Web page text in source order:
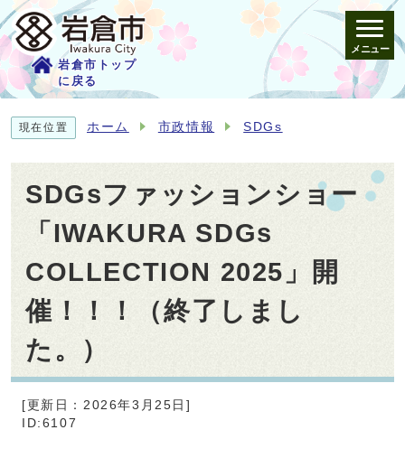
岩倉市トップ
に戻る
メニュー
現在位置 ホーム 市政情報 SDGs
SDGsファッションショー
「IWAKURA SDGs
COLLECTION 2025」開
催！！！（終了しまし
た。）
[更新日：2026年3月25日]
ID:6107